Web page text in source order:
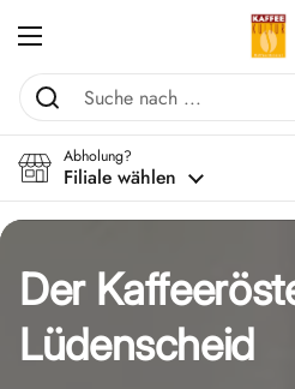
Menü öffnen
Abholung?
Filiale wählen
Der
Lüdenscheid